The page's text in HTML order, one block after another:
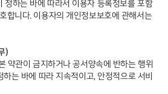
정하는 바에 따라서 이용자 등록정보를 포함
합니다. 이용자의 개인정보보호에 관해서는
)
약관이 금지하거나 공서양속에 반하는 행위
는 바에 따라 지속적이고, 안정적으로 서비